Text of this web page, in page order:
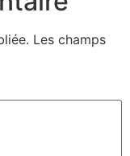
Les champs